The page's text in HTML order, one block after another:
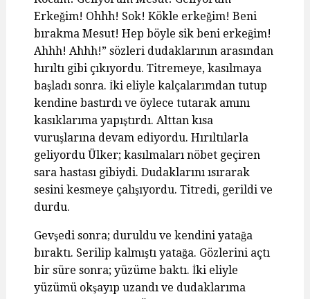
Erkeğim! Ohhh! Sok! Kökle erkeğim! Beni
bırakma Mesut! Hep böyle sik beni erkeğim!
Ahhh! Ahhh!” sözleri dudaklarının arasından
hırıltı gibi çıkıyordu. Titremeye, kasılmaya
başladı sonra. İki eliyle kalçalarımdan tutup
kendine bastırdı ve öylece tutarak amını
kasıklarıma yapıştırdı. Alttan kısa
vuruşlarına devam ediyordu. Hırıltılarla
geliyordu Ülker; kasılmaları nöbet geçiren
sara hastası gibiydi. Dudaklarını ısırarak
sesini kesmeye çalışıyordu. Titredi, gerildi ve
durdu.
Gevşedi sonra; duruldu ve kendini yatağa
bıraktı. Serilip kalmıştı yatağa. Gözlerini açtı
bir süre sonra; yüzüme baktı. İki eliyle
yüzümü okşayıp uzandı ve dudaklarıma